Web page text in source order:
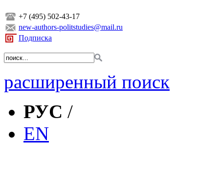
+7 (495) 502-43-17
new-authors-politstudies@mail.ru
Подписка
расширенный поиск
РУС /
EN